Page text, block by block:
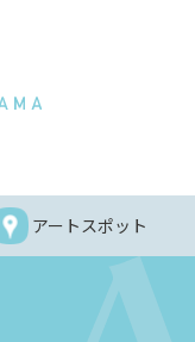
アートスポット